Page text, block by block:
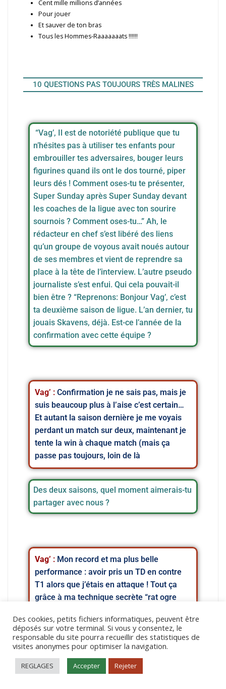
Cent mille millions d’années
Pour jouer
Et sauver de ton bras
Tous les Hommes-Raaaaaaats !!!!!!
10 QUESTIONS PAS TOUJOURS TRÈS MALINES
“Vag’, Il est de notoriété publique que tu
n’hésites pas à utiliser tes enfants pour
embrouiller tes adversaires, bouger leurs
figurines quand ils ont le dos tourné, piper
leurs dés ! Comment oses-tu te présenter,
Super Sunday après Super Sunday devant
les coaches de la ligue avec ton sourire
sournois ? Comment oses-tu…” Ah, le
rédacteur en chef s’est libéré des liens
qu’un groupe de voyous avait noués autour
de ses membres et vient de reprendre sa
place à la tête de l’interview. L’autre pseudo
journaliste s’est enfui. Qui cela pouvait-il
bien être ? “Reprenons: Bonjour Vag’, c’est
ta deuxième saison de ligue. L’an dernier, tu
jouais Skavens, déjà. Est-ce l’année de la
confirmation avec cette équipe ?
Vag’ : Confirmation je ne sais pas, mais je
suis beaucoup plus à l’aise c’est certain…
Et autant la saison dernière je me voyais
perdant un match sur deux, maintenant je
tente la win à chaque match (mais ça
passe pas toujours, loin de là
Des deux saisons, quel moment aimerais-tu
partager avec nous ?
Vag’ : Mon record et ma plus belle
performance : avoir pris un TD en contre
T1 alors que j’étais en attaque ! Tout ça
grâce à ma technique secrète “rat ogre
dans la ligue (coucou Kanter :D)… Pour
résumer : dernier match de ligue contre
l’Asticot saison dernière, je suis en
attaque, je prends un blitz d’emblée avec
une grosse pression et une goule pas trop
Des cookies, petits fichiers informatiques, peuvent être
déposés sur votre terminal. Si vous y consentez, le
responsable du site pourra recueillir des statistiques de
visites anonymes pour optimiser la navigation.
REGLAGES Accepter Rejeter